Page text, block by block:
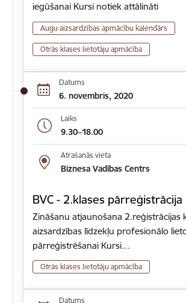
iegūšanai Kursi notiek attālināti
Augu aizsardzības apmācību kalendārs
Otrās klases lietotāju apmācība
Datums
6. novembris, 2020
Laiks
9.30–18.00
Atrašanās vieta
Biznesa Vadības Centrs
BVC - 2.klases pārreģistrācija
Zināšanu atjaunošana 2.reģistrācijas
aizsardzības līdzekļu profesionālo
pārreģistrēšanai Kursi…
Otrās klases lietotāju apmācība
Datums